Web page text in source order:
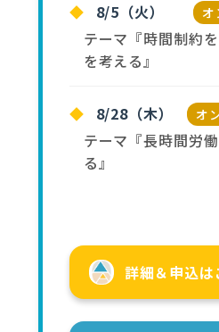
◆ 8/5（火） オ
テーマ『時間制約
を考える』
◆ 8/28（木） オ
テーマ『長時間労
る』
詳細＆申込は